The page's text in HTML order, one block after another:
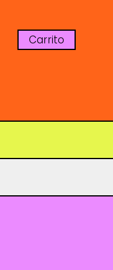
Carrito